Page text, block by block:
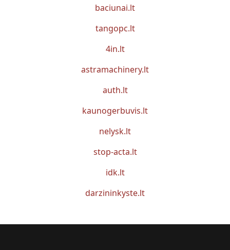
baciunai.lt
tangopc.lt
4in.lt
astramachinery.lt
auth.lt
kaunogerbuvis.lt
nelysk.lt
stop-acta.lt
idk.lt
darzininkyste.lt